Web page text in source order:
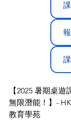
【2025 暑期桌
無限潛能！】-
教育學苑